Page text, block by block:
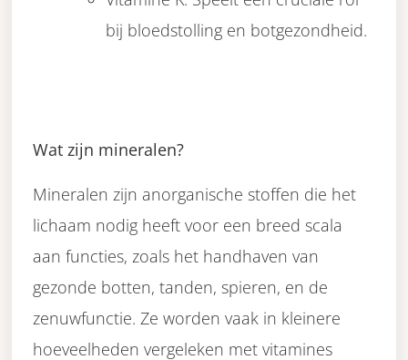
bij bloedstolling en botgezondheid.
Wat zijn mineralen?
Mineralen zijn anorganische stoffen die het
lichaam nodig heeft voor een breed scala
aan functies, zoals het handhaven van
gezonde botten, tanden, spieren, en de
zenuwfunctie. Ze worden vaak in kleinere
hoeveelheden vergeleken met vitamines